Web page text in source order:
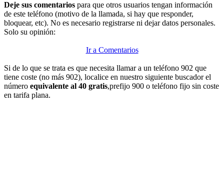
Deje sus comentarios para que otros usuarios tengan información
de este teléfono (motivo de la llamada, si hay que responder,
bloquear, etc). No es necesario registrarse ni dejar datos personales.
Solo su opinión:
Ir a Comentarios
Si de lo que se trata es que necesita llamar a un teléfono 902 que
tiene coste (no más 902), localice en nuestro siguiente buscador el
número equivalente al 40 gratis,prefijo 900 o teléfono fijo sin coste
en tarifa plana.